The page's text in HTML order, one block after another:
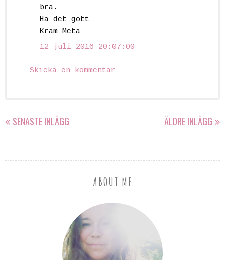
bra.
Ha det gott
Kram Meta
12 juli 2016 20:07:00
Skicka en kommentar
SENASTE INLÄGG ÄLDRE INLÄGG
ABOUT ME